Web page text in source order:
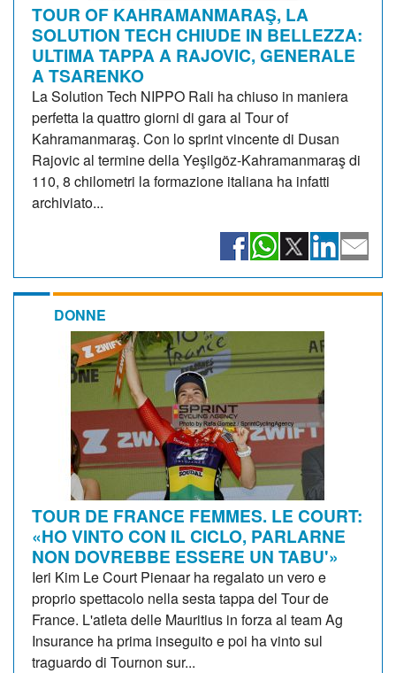
TOUR OF KAHRAMANMARAŞ, LA
SOLUTION TECH CHIUDE IN BELLEZZA:
ULTIMA TAPPA A RAJOVIC, GENERALE
A TSARENKO
La Solution Tech NIPPO Rali ha chiuso in maniera
perfetta la quattro giorni di gara al Tour of
Kahramanmaraş. Con lo sprint vincente di Dusan
Rajovic al termine della Yeşilgöz-Kahramanmaraş di
110, 8 chilometri la formazione italiana ha infatti
archiviato...
DONNE
TOUR DE FRANCE FEMMES. LE COURT:
«HO VINTO CON IL CICLO, PARLARNE
NON DOVREBBE ESSERE UN TABU'»
Ieri Kim Le Court Pienaar ha regalato un vero e
proprio spettacolo nella sesta tappa del Tour de
France. L'atleta delle Mauritius in forza al team Ag
Insurance ha prima inseguito e poi ha vinto sul
traguardo di Tournon sur...